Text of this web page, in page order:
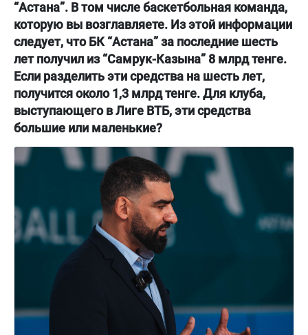
“Астана”. В том числе баскетбольная команда,
которую вы возглавляете. Из этой информации
следует, что БК “Астана” за последние шесть
лет получил из “Самрук-Казына” 8 млрд тенге.
Если разделить эти средства на шесть лет,
получится около 1,3 млрд тенге. Для клуба,
выступающего в Лиге ВТБ, эти средства
большие или маленькие?